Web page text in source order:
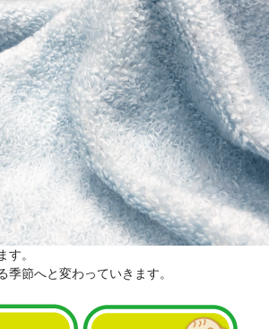
す。
節へと変わっていきます。